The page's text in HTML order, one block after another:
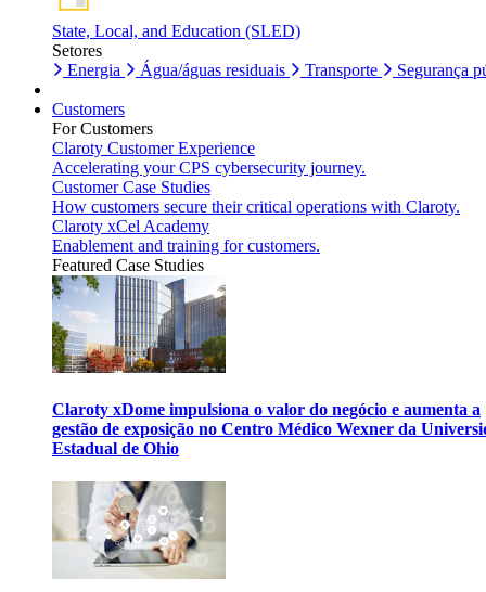
State, Local, and Education (SLED)
Setores
Energia
Água/águas residuais Transporte Segurança
Customers
For Customers
Claroty Customer Experience
Accelerating your CPS cybersecurity journey.
Customer Case Studies
How customers secure their critical operations with Claroty.
Claroty xCel Academy
Enablement and training for customers.
Featured Case Studies
Claroty xDome impulsiona o valor do negócio e aumenta a
gestão de exposição no Centro Médico Wexner da
Estadual de Ohio